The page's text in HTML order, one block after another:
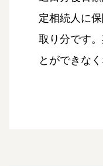
定相続人に
取り分です
とができなく